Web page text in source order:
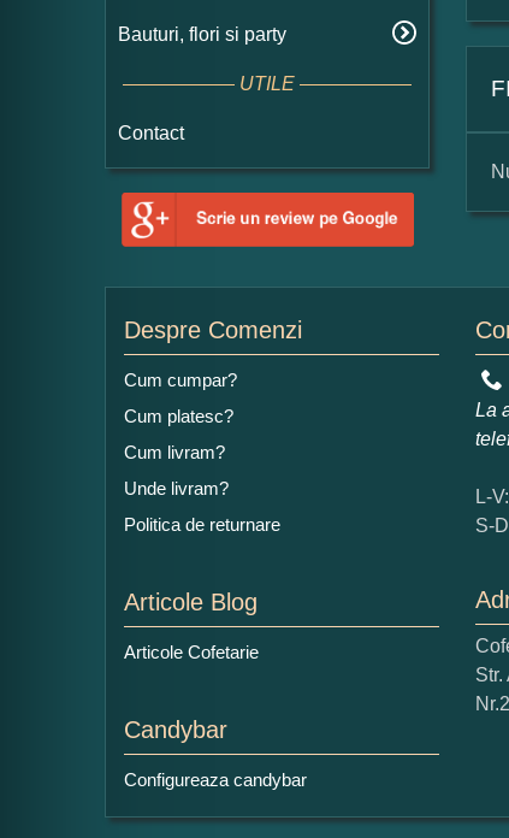
Bauturi, flori si party
UTILE
Contact
Despre Comenzi
Cum cumpar?
Cum platesc?
Cum livram?
Unde livram?
Politica de returnare
Articole Blog
Articole Cofetarie
Candybar
Configureaza candybar
La
L-
S-